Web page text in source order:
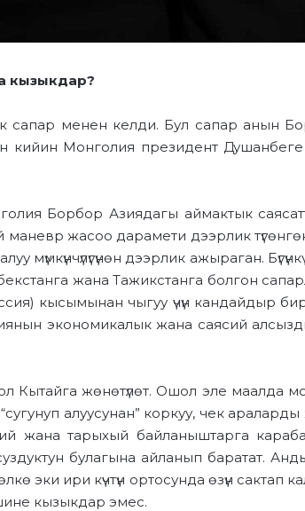
кызыкдар?
сапар менен келди. Бул сапар анын
кийин Монголия президент Душанбеге
Борбор Азиядагы аймактык
маневржасоо дарамети дээрлик
мүмкүнчүлүгүнөн дээрлик ажыраган.
жана Тажикстанга болгон
кысымынан чыгуу үчүн кандайдыр
экономикалык жана саясий
Кытайга жөнөтүлөт. Ошол эле маалда
сугунуп алуусунан” коркуу, чек
жана тарыхый байланыштарга
булагына айланып баратат.
эки ири күчтүн ортосунда өзүн сактап
кызыкдар эмес.